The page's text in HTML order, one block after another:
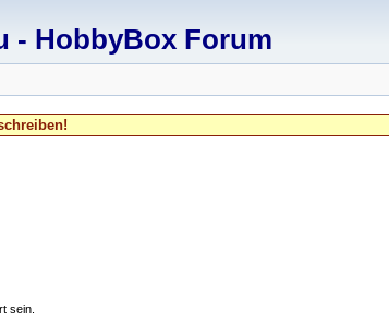
- HobbyBox Forum
sein.